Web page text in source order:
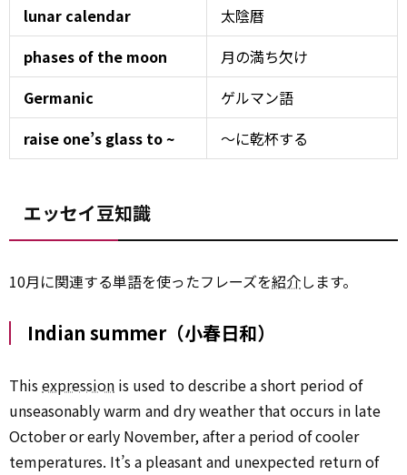
lunar calendar
太陰暦
phases of the moon
月の満ち欠け
Germanic
ゲルマン語
raise one’s glass to ~
～に乾杯する
エッセイ豆知識
10月に関連する単語を使ったフレーズを紹介します。
Indian summer（小春日和）
Thisexpression is used to describe a short period of
unseasonably warm and dry weather that occurs in late
October or early November, after a period of cooler
temperatures. It’s a pleasant and unexpected return of